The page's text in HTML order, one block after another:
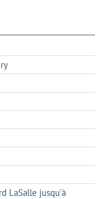
LaSalle jusqu'à